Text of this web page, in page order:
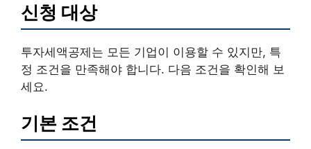
신청 대상
투자세액공제는 모든 기업이 이용할 수 있지만, 특
정 조건을 만족해야 합니다. 다음 조건을 확인해 보
세요.
기본 조건